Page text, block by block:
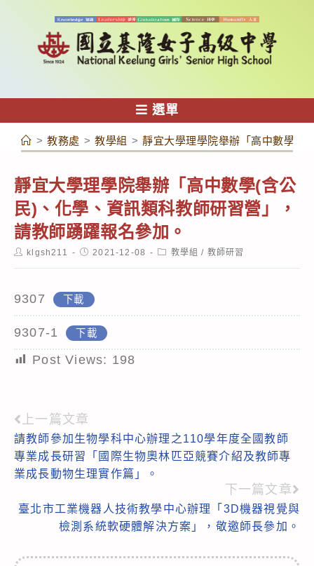
容
選單
> 教務處 > 教學組 > 靜宜大學理學院舉辦「高中數學(
靜宜大學理學院舉辦「高中數學(含公
民)、化學、資訊類科教師研習營」，
請教師踴躍報名參加。
Postklgsh211
Post2021-12-08
Post教學組 / 教師研習
9307 下載
9307-1 下載
Post Views: 198
Read
more
articles
上一篇文章
請教師參加生物學科中心辦理之110學年度全國教師
專業成長研習「國際生物奧林匹亞競賽介紹及教師專
業成長動物生理實作篇」。
下一篇文章
臺北市工業機器人技術教學中心辦理「3D機器視覺與
檢測系統軟硬體解決方案」，敬邀師長參加。